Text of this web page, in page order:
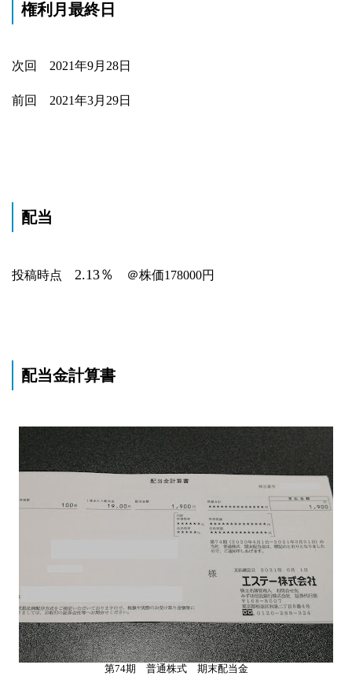
権利月最終日
次回 2021年9月28日
前回 2021年3月29日
配当
投稿時点 2.13％ ＠株価178000円
配当金計算書
第74期 普通株式 期末配当金